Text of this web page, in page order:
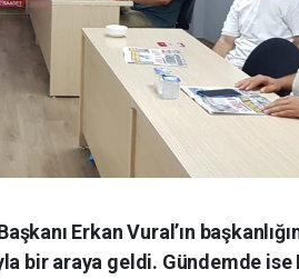
Erkan Vural’ın
bir araya geldi. Gündemde